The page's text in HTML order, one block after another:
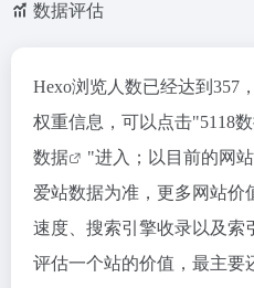
数据评估
Hexo浏览人数已经达到357
权重信息，可以点击"5118
数据
"进入；以目前的网
爱站数据为准，更多网站价
速度、搜索引擎收录以及索
评估一个站的价值，最主要